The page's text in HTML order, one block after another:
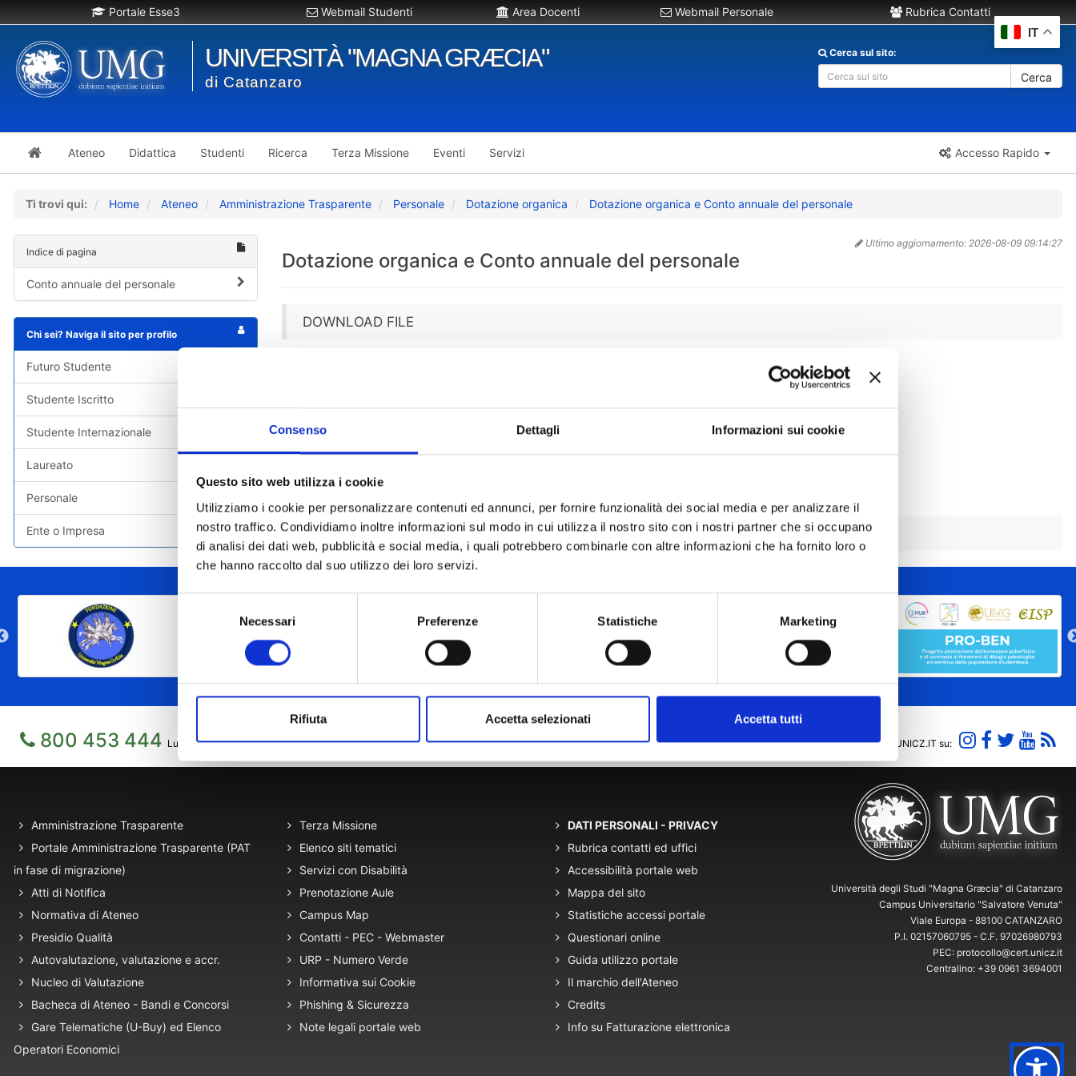
Consenso Dettagli Informazioni sui cookie
Questo sito web utilizza i cookie
Utilizziamo i cookie per personalizzare contenuti ed annunci, per fornire funzionalità dei social media e per analizzare il
nostro traffico. Condividiamo inoltre informazioni sul modo in cui utilizza il nostro sito con i nostri partner che si occupano
di analisi dei dati web, pubblicità e social media, i quali potrebbero combinarle con altre informazioni che ha fornito loro o
che hanno raccolto dal suo utilizzo dei loro servizi.
Necessari Preferenze Statistiche Marketing
Rifiuta Accetta selezionati Accetta tutti
Portale Esse3 Webmail Studenti Area Docenti Webmail Personale Rubrica Contatti
UNIVERSITÀ "MAGNA GRÆCIA"
di Catanzaro
Cerca sul sito:
Cerca
Ateneo Didattica Studenti Ricerca Terza Missione Eventi Servizi Accesso Rapido
Ti trovi qui: Home Ateneo Amministrazione Trasparente Personale Dotazione organica Dotazione organica e Conto annuale del personale
Indice di pagina
Conto annuale del personale
Chi sei? Naviga il sito per profilo
Futuro Studente
Studente Iscritto
Studente Internazionale
Laureato
Personale
Ente o Impresa
Ultimo aggiornamento: 2026-08-09 09:14:27
Dotazione organica e Conto annuale del personale
DOWNLOAD FILE
Personale Docente e Ricercatore
Conto annuale del personale
800 453 444 Lun. - Ven. dalle 09:00 alle 18:00 e Sab. dalle 9:00 alle 13:00 Segui UNICZ.IT su:
Amministrazione Trasparente
Portale Amministrazione Trasparente (PAT
in fase di migrazione)
Atti di Notifica
Normativa di Ateneo
Presidio Qualità
Autovalutazione, valutazione e accr.
Nucleo di Valutazione
Bacheca di Ateneo - Bandi e Concorsi
Gare Telematiche (U-Buy) ed Elenco
Operatori Economici
Terza Missione
Elenco siti tematici
Servizi con Disabilità
Prenotazione Aule
Campus Map
Contatti - PEC - Webmaster
URP - Numero Verde
Informativa sui Cookie
Phishing & Sicurezza
Note legali portale web
DATI PERSONALI - PRIVACY
Rubrica contatti ed uffici
Accessibilità portale web
Mappa del sito
Statistiche accessi portale
Questionari online
Guida utilizzo portale
Il marchio dell'Ateneo
Credits
Info su Fatturazione elettronica
Università degli Studi "Magna Græcia" di Catanzaro
Campus Universitario "Salvatore Venuta"
Viale Europa - 88100 CATANZARO
P.I. 02157060795 - C.F. 97026980793
PEC: protocollo@cert.unicz.it
Centralino: +39 0961 3694001
IT